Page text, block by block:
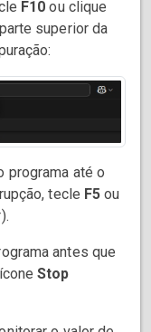
F10 ou clique
superior da
programa até o
tecle F5 ou
antes que
Stop